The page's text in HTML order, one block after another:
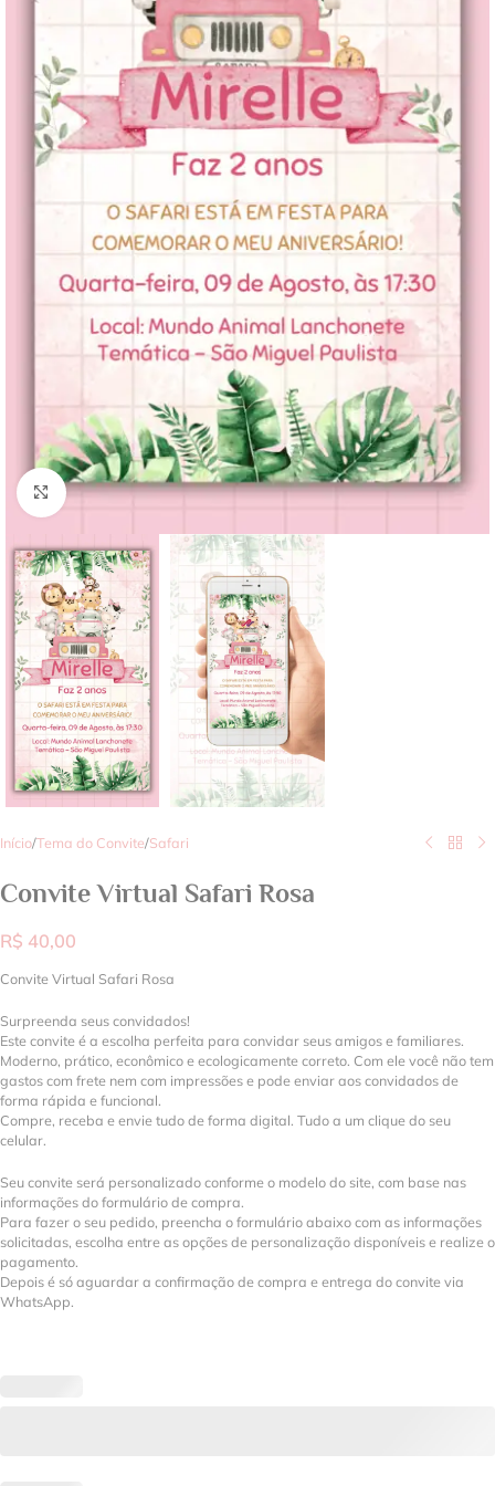
Clique para ampliar
Início/Tema do Convite/Safari
Convite Virtual Safari Rosa
R$ 40,00
Convite Virtual Safari Rosa
Surpreenda seus convidados!
Este convite é a escolha perfeita para convidar seus amigos e familiares.
Moderno, prático, econômico e ecologicamente correto. Com ele você não tem
gastos com frete nem com impressões e pode enviar aos convidados de
forma rápida e funcional.
Compre, receba e envie tudo de forma digital. Tudo a um clique do seu
celular.
Seu convite será personalizado conforme o modelo do site, com base nas
informações do formulário de compra.
Para fazer o seu pedido, preencha o formulário abaixo com as informações
solicitadas, escolha entre as opções de personalização disponíveis e realize o
pagamento.
Depois é só aguardar a confirmação de compra e entrega do convite via
WhatsApp.